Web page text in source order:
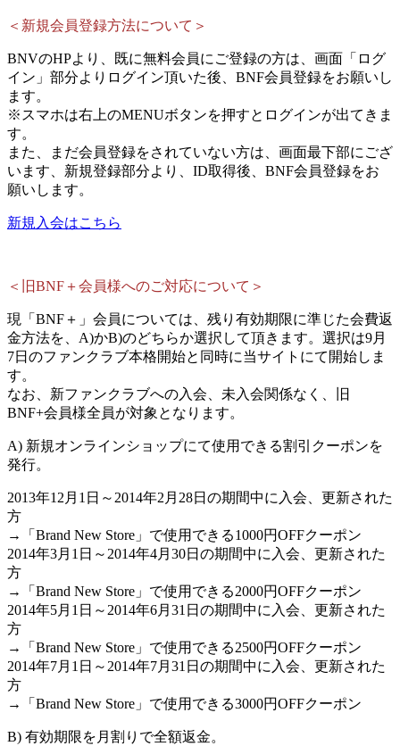
＜新規会員登録方法について＞
BNVのHPより、既に無料会員にご登録の方は、画面「ログ
イン」部分よりログイン頂いた後、BNF会員登録をお願いし
ます。
※スマホは右上のMENUボタンを押すとログインが出てきま
す。
また、まだ会員登録をされていない方は、画面最下部にござ
います、新規登録部分より、ID取得後、BNF会員登録をお
願いします。
新規入会はこちら
＜旧BNF＋会員様へのご対応について＞
現「BNF＋」会員については、残り有効期限に準じた会費返
金方法を、A)かB)のどちらか選択して頂きます。選択は9月
7日のファンクラブ本格開始と同時に当サイトにて開始しま
す。
なお、新ファンクラブへの入会、未入会関係なく、旧
BNF+会員様全員が対象となります。
A) 新規オンラインショップにて使用できる割引クーポンを
発行。
2013年12月1日～2014年2月28日の期間中に入会、更新された
方
→「Brand New Store」で使用できる1000円OFFクーポン
2014年3月1日～2014年4月30日の期間中に入会、更新された
方
→「Brand New Store」で使用できる2000円OFFクーポン
2014年5月1日～2014年6月31日の期間中に入会、更新された
方
→「Brand New Store」で使用できる2500円OFFクーポン
2014年7月1日～2014年7月31日の期間中に入会、更新された
方
→「Brand New Store」で使用できる3000円OFFクーポン
B) 有効期限を月割りで全額返金。